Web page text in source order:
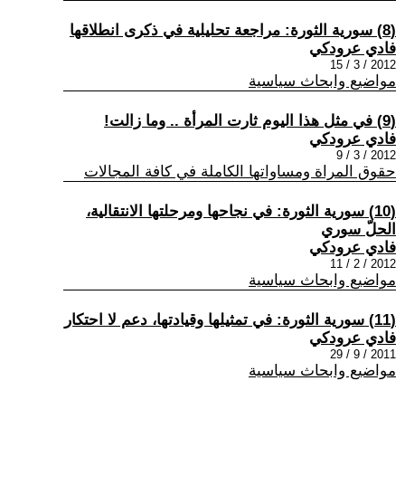
(8) سورية الثورة: مراجعة تحليلية في ذكرى انطلاقها
فادي عرودكي
2012 / 3 / 15
مواضيع وابحاث سياسية
(9) في مثل هذا اليوم ثارت المرأة .. وما زالت!
فادي عرودكي
2012 / 3 / 9
حقوق المراة ومساواتها الكاملة في كافة المجالات
(10) سورية الثورة: في نجاحها ومرحلتها الانتقالية،
الحلّ سوري
فادي عرودكي
2012 / 2 / 11
مواضيع وابحاث سياسية
(11) سورية الثورة: في تمثيلها وقيادتها، دعم لا احتكار
فادي عرودكي
2011 / 9 / 29
مواضيع وابحاث سياسية